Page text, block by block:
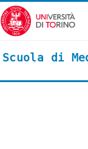
Vai al
Scuola di